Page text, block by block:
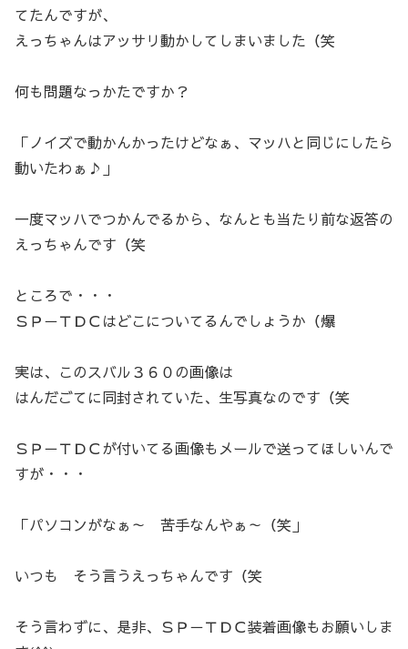
てたんですが、
えっちゃんはアッサリ動かしてしまいました（笑
何も問題なっかたですか？
「ノイズで動かんかったけどなぁ、マッハと同じにしたら
動いたわぁ♪」
一度マッハでつかんでるから、なんとも当たり前な返答の
えっちゃんです（笑
ところで・・・
ＳＰ－ＴＤＣはどこについてるんでしょうか（爆
実は、このスバル３６０の画像は
はんだごてに同封されていた、生写真なのです（笑
ＳＰ－ＴＤＣが付いてる画像もメールで送ってほしいんで
すが・・・
「パソコンがなぁ～ 苦手なんやぁ～（笑」
いつも そう言うえっちゃんです（笑
そう言わずに、是非、ＳＰ－ＴＤＣ装着画像もお願いしま